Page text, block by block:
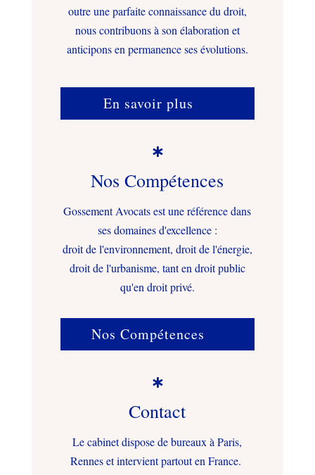
outre une parfaite connaissance du droit,
nous contribuons à son élaboration et
anticipons en permanence ses évolutions.
En savoir plus

Nos Compétences
Gossement Avocats est une référence dans
ses domaines d'excellence :
droit de l'environnement, droit de l'énergie,
droit de l'urbanisme, tant en droit public
qu'en droit privé.
Nos Compétences

Contact
Le cabinet dispose de bureaux à Paris,
Rennes et intervient partout en France.